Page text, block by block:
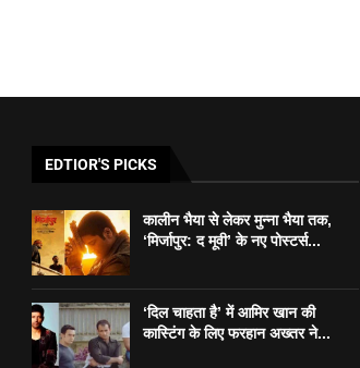
EDTIOR'S PICKS
कालीन भैया से लेकर मुन्ना भैया तक,
‘मिर्जापुर: द मूवी’ के नए पोस्टर्स...
‘दिल चाहता है’ में आमिर खान की
कास्टिंग के लिए फरहान अख्तर ने...